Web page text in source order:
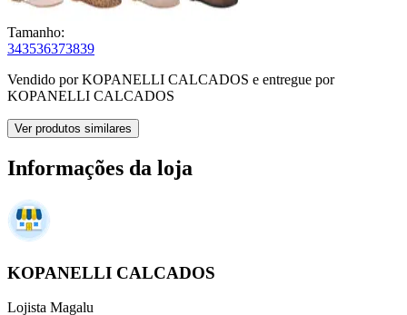
Tamanho:
343536373839
Vendido porKOPANELLI CALCADOS e entregue por
KOPANELLI CALCADOS
Ver produtos similares
Informações da loja
KOPANELLI CALCADOS
Lojista Magalu